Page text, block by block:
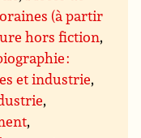
(à partir
hors fiction,
:
et industrie,
,
,